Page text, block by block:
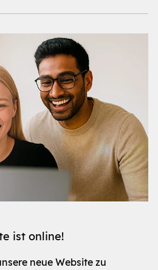
ist online!
neue Website zu